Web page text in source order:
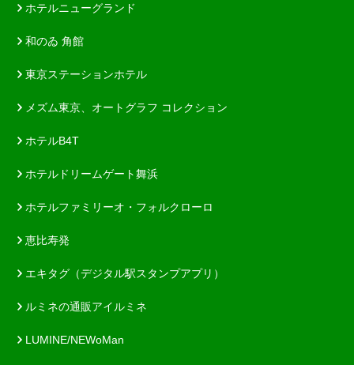
ホテルニューグランド
和のゐ 角館
東京ステーションホテル
メズム東京、オートグラフ コレクション
ホテルB4T
ホテルドリームゲート舞浜
ホテルファミリーオ・フォルクローロ
恵比寿発
エキタグ（デジタル駅スタンプアプリ）
ルミネの通販アイルミネ
LUMINE/NEWoMan